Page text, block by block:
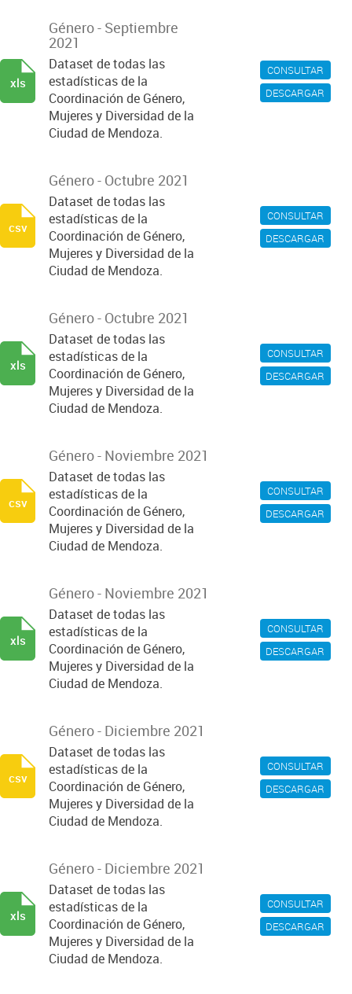
CONSULTAR
DESCARGAR
Género - Septiembre
2021
Dataset de todas las
estadísticas de la
Coordinación de Género,
Mujeres y Diversidad de la
Ciudad de Mendoza.
xls
CONSULTAR
DESCARGAR
Género - Octubre 2021
Dataset de todas las
estadísticas de la
Coordinación de Género,
Mujeres y Diversidad de la
Ciudad de Mendoza.
csv
CONSULTAR
DESCARGAR
Género - Octubre 2021
Dataset de todas las
estadísticas de la
Coordinación de Género,
Mujeres y Diversidad de la
Ciudad de Mendoza.
xls
CONSULTAR
DESCARGAR
Género - Noviembre 2021
Dataset de todas las
estadísticas de la
Coordinación de Género,
Mujeres y Diversidad de la
Ciudad de Mendoza.
csv
CONSULTAR
DESCARGAR
Género - Noviembre 2021
Dataset de todas las
estadísticas de la
Coordinación de Género,
Mujeres y Diversidad de la
Ciudad de Mendoza.
xls
CONSULTAR
DESCARGAR
Género - Diciembre 2021
Dataset de todas las
estadísticas de la
Coordinación de Género,
Mujeres y Diversidad de la
Ciudad de Mendoza.
csv
CONSULTAR
DESCARGAR
Género - Diciembre 2021
Dataset de todas las
estadísticas de la
Coordinación de Género,
Mujeres y Diversidad de la
Ciudad de Mendoza.
xls